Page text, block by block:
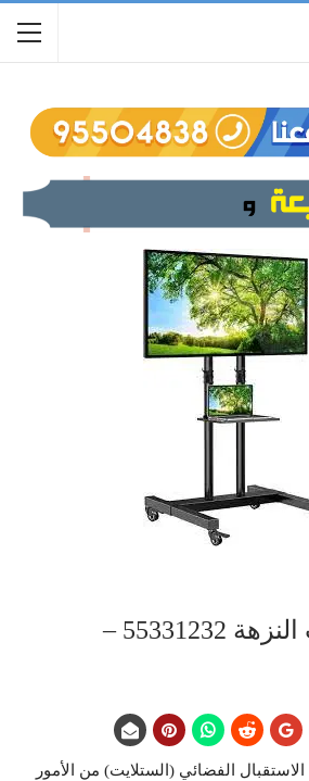
تركيب ستاندات النزهة 55331232 –
الفضائي (الستلايت) من الأمور